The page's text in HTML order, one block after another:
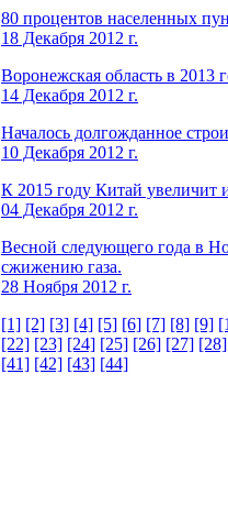
80 процентов населенных
18 Декабря 2012 г.
Воронежская область в 2013
14 Декабря 2012 г.
Началось долгожданное
10 Декабря 2012 г.
К 2015 году Китай увеличит
04 Декабря 2012 г.
Весной следующего года в
сжижению газа.
28 Ноября 2012 г.
[1] [2] [3] [4] [5] [6] [7] [8] [9]
[22] [23] [24] [25] [26] [27] [28]
[41] [42] [43] [44]